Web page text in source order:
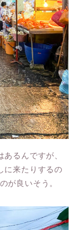
るんですが、
に来たりするの
が良いそう。